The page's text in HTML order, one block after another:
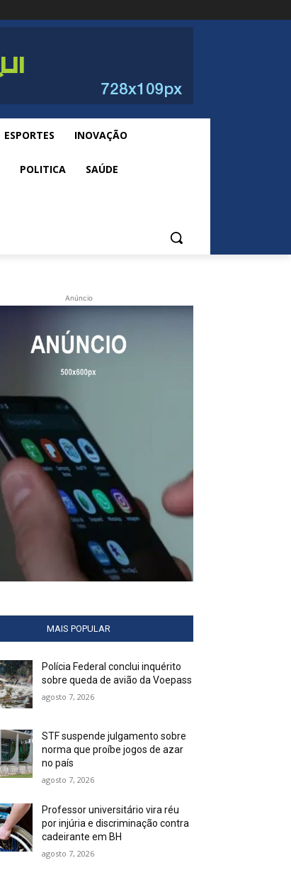
ESPORTES INOVAÇÃO
POLITICA SAÚDE
Anúncio
MAIS POPULAR
Polícia Federal conclui inquérito
sobre queda de avião da Voepass
agosto 7, 2026
STF suspende julgamento sobre
norma que proíbe jogos de azar
no país
agosto 7, 2026
Professor universitário vira réu
por injúria e discriminação contra
cadeirante em BH
agosto 7, 2026